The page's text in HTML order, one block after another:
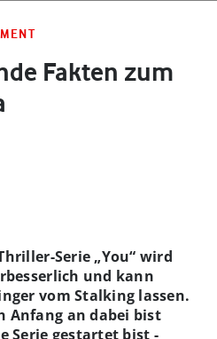
Fakten zum
Serie „You“ wird
und kann
vom Stalking lassen.
Anfang an dabei bist
Serie gestartet bist -